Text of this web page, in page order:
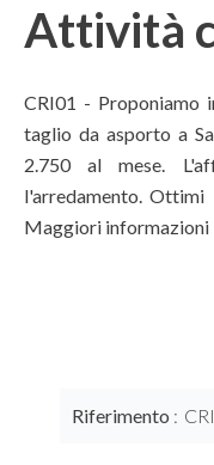
Attività
CRI01 -
taglio da asporto a
2.750 al mese.
l'arredamento. Ottimi
Maggiori informazioni
Riferimento